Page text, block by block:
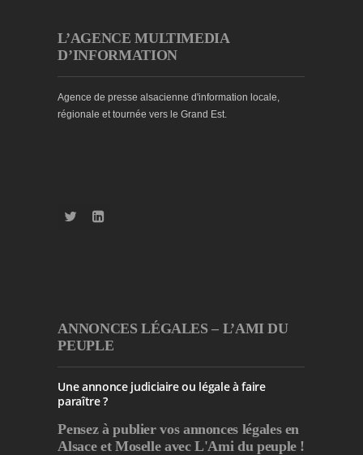
L’AGENCE MULTIMEDIA
D’INFORMATION
Agence de presse alsacienne d'information locale,
régionale et tournée vers le Grand Est.
ANNONCES LÉGALES – L’AMI DU
PEUPLE
Une annonce judiciaire ou légale à faire
paraître ?
Pensez à publiervos annonces légales en
Alsace et Moselle avec L'Ami du peuple !